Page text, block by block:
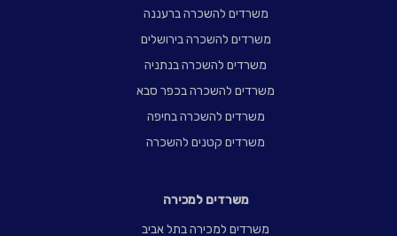
משרדים להשכרה ברעננה
משרדים להשכרה בירושלים
משרדים להשכרה בנתניה
משרדים להשכרה בכפר סבא
משרדים להשכרה בחיפה
משרדים קטנים להשכרה
משרדים למכירה
משרדים למכירה בתל אביב